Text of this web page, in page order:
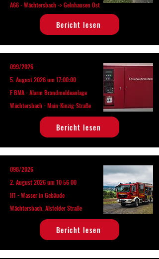
A66 - Wächtersbach -> Gelnhausen Ost
Bericht lesen
099/2026
5. August 2026 um 17:00:00
F BMA - Alarm Brandmeldeanlage
Wächtersbach - Main-Kinzig-Straße
Bericht lesen
098/2026
2. August 2026 um 10:56:00
H1 - Wasser in Gebäude
Wächtersbach, Alsfelder Straße
Bericht lesen